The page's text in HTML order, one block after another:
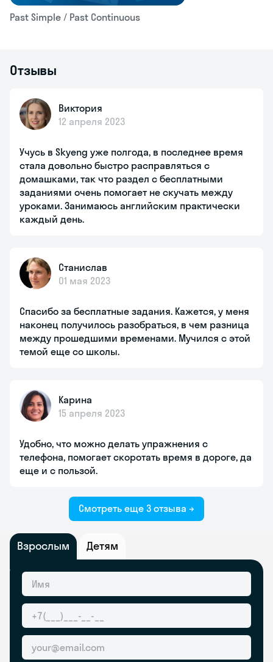
Past Simple / Past Continuous
Отзывы
Виктория
12 апреля 2023
Учусь в Skyeng уже полгода, в последнее время
стала довольно быстро расправляться с
домашками, так что раздел с бесплатными
заданиями очень помогает не скучать между
уроками. Занимаюсь английским практически
каждый день.
Станислав
01 мая 2023
Спасибо за бесплатные задания. Кажется, у меня
наконец получилось разобраться, в чем разница
между прошедшими временами. Мучился с этой
темой еще со школы.
Карина
15 апреля 2023
Удобно, что можно делать упражнения с
телефона, помогает скоротать время в дороге, да
еще и с пользой.
Смотреть еще 3 отзыва →
Взрослым Детям